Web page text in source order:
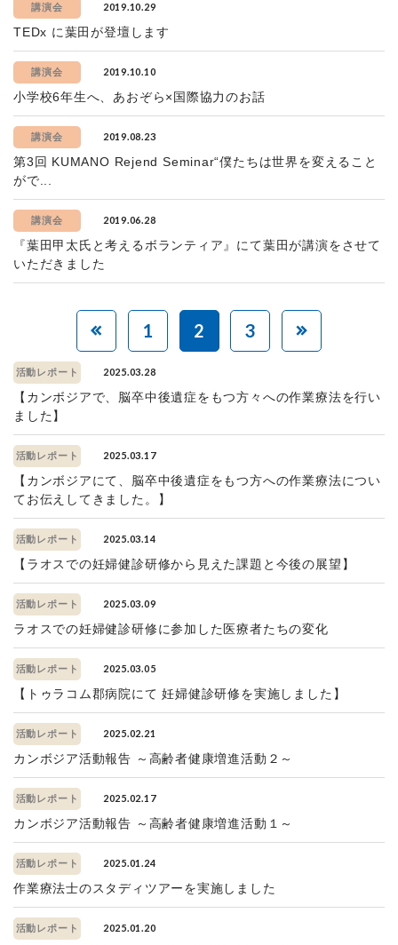
講演会 2019.10.29
TEDx に葉田が登壇します
講演会 2019.10.10
小学校6年生へ、あおぞら×国際協力のお話
講演会 2019.08.23
第3回 KUMANO Rejend Seminar“僕たちは世界を変えること
がで...
講演会 2019.06.28
『葉田甲太氏と考えるボランティア』にて葉田が講演をさせて
いただきました
1 2 3
活動レポート 2025.03.28
【カンボジアで、脳卒中後遺症をもつ方々への作業療法を行い
ました】
活動レポート 2025.03.17
【カンボジアにて、脳卒中後遺症をもつ方への作業療法につい
てお伝えしてきました。】
活動レポート 2025.03.14
【ラオスでの妊婦健診研修から見えた課題と今後の展望】
活動レポート 2025.03.09
ラオスでの妊婦健診研修に参加した医療者たちの変化
活動レポート 2025.03.05
【トゥラコム郡病院にて 妊婦健診研修を実施しました】
活動レポート 2025.02.21
カンボジア活動報告 ～高齢者健康増進活動２～
活動レポート 2025.02.17
カンボジア活動報告 ～高齢者健康増進活動１～
活動レポート 2025.01.24
作業療法士のスタディツアーを実施しました
活動レポート 2025.01.20